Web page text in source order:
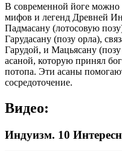
В современной йоге можно
мифов и легенд Древней
Падмасану (лотосовую
Гарудасану (позу орла),
Гарудой, и Мацьясану
асаной, которую принял
потопа. Эти асаны
сосредоточение.
Видео:
Индуизм. 10